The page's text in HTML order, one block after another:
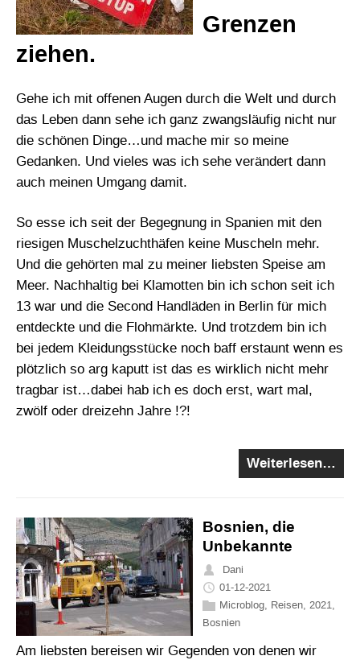
Grenzen
ziehen.
Gehe ich mit offenen Augen durch die Welt und durch
das Leben dann sehe ich ganz zwangsläufig nicht nur
die schönen Dinge…und mache mir so meine
Gedanken. Und vieles was ich sehe verändert dann
auch meinen Umgang damit.
So esse ich seit der Begegnung in Spanien mit den
riesigen Muschelzuchthäfen keine Muscheln mehr.
Und die gehörten mal zu meiner liebsten Speise am
Meer. Nachhaltig bei Klamotten bin ich schon seit ich
13 war und die Second Handläden in Berlin für mich
entdeckte und die Flohmärkte. Und trotzdem bin ich
bei jedem Kleidungsstücke noch baff erstaunt wenn es
plötzlich so arg kaputt ist das es wirklich nicht mehr
tragbar ist…dabei hab ich es doch erst, wart mal,
zwölf oder dreizehn Jahre !?!
Weiterlesen…
Bosnien, die
Unbekannte
Dani
01-12-2021
Microblog, Reisen, 2021,
Bosnien
Am liebsten bereisen wir Gegenden von denen wir